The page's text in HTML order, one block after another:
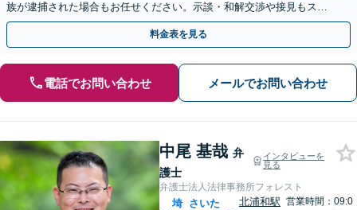
族が逮捕された場合もお任せください。示談・和解交渉や接見もスピ
ーディーに対応【初回面談30分無料】
料金表を見る
電話でお問い合わせ メールでお問い合わせ
中尾 基哉 弁
護士
インタビューを
見る
弁護士法人法律事務所フォレスト
埼 さいた
北浦和駅 営業時間：09:0